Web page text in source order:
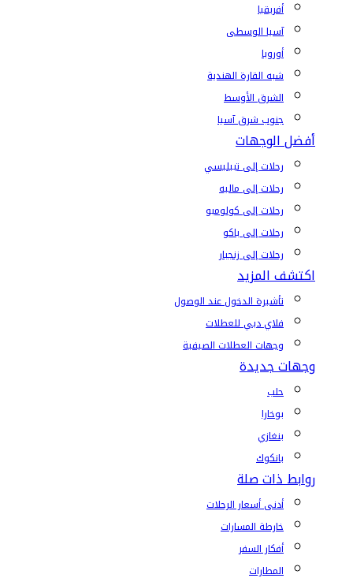
أفريقيا
آسيا الوسطى
أوروبا
شبه القارة الهندية
الشرق الأوسط
جنوب شرق آسيا
أفضل الوجهات
رحلات إلى تبيليسي
رحلات إلى ماليه
رحلات إلى كولومبو
رحلات إلى باكو
رحلات إلى زنجبار
اكتشف المزيد
تأشيرة الدخول عند الوصول
فلاي دبي للعطلات
وجهات العطلات الصيفية
وجهات جديدة
حلب
بوخارا
بنغازي
بانكوك
روابط ذات صلة
أدنى أسعار الرحلات
خارطة المسارات
أفكار السفر
المطارات